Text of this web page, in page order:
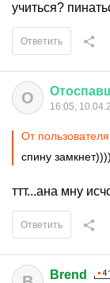
учиться?
Ответить
О 16:05,
От пользователя
спину замкнет))))
ттт...ана мну
Ответить
Brend